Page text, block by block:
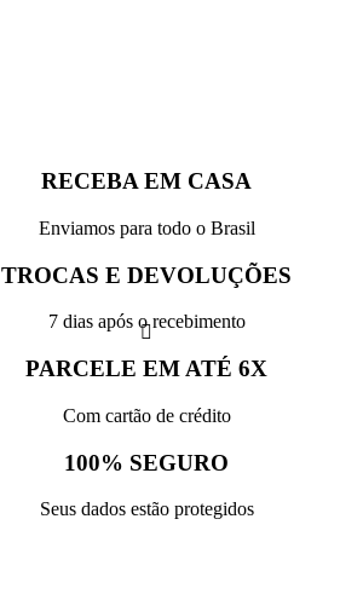
RECEBA EM CASA
Enviamos para todo o Brasil
TROCAS E DEVOLUÇÕES
7 dias após o recebimento
PARCELE EM ATÉ 6X
Com cartão de crédito
100% SEGURO
Seus dados estão protegidos